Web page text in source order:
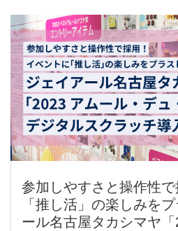
参加しやすさと操作性
「推し活」の楽しみを
ール名古屋タカシマヤ「